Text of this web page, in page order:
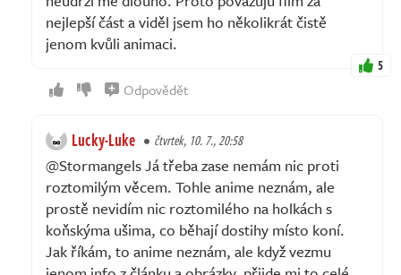
nejlepší část a viděl jsem ho několikrát čistě
jenom kvůli animaci.
5
Odpovědět
Lucky-Luke čtvrtek, 10. 7., 20:58
@Stormangels Já třeba zase nemám nic proti
roztomilým věcem. Tohle anime neznám, ale
prostě nevidím nic roztomilého na holkách s
koňskýma ušima, co běhají dostihy místo koní.
Jak říkám, to anime neznám, ale když vezmu